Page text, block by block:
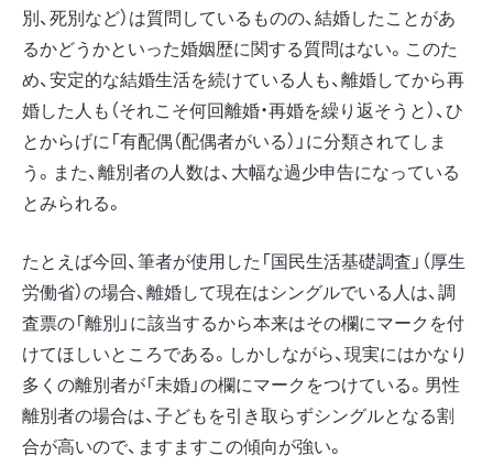
別、死別など）は質問しているものの、結婚したことがあ
るかどうかといった婚姻歴に関する質問はない。このた
め、安定的な結婚生活を続けている人も、離婚してから再
婚した人も（それこそ何回離婚・再婚を繰り返そうと）、ひ
とからげに「有配偶（配偶者がいる）」に分類されてしま
う。また、離別者の人数は、大幅な過少申告になっている
とみられる。
たとえば今回、筆者が使用した「国民生活基礎調査」（厚生
労働省）の場合、離婚して現在はシングルでいる人は、調
査票の「離別」に該当するから本来はその欄にマークを付
けてほしいところである。しかしながら、現実にはかなり
多くの離別者が「未婚」の欄にマークをつけている。男性
離別者の場合は、子どもを引き取らずシングルとなる割
合が高いので、ますますこの傾向が強い。